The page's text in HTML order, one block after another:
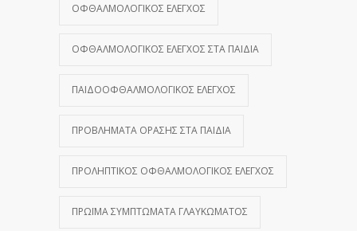
ΟΦΘΑΛΜΟΛΟΓΙΚΌΣ ΈΛΕΓΧΟΣ
ΟΦΘΑΛΜΟΛΟΓΙΚΌΣ ΈΛΕΓΧΟΣ ΣΤΑ ΠΑΙΔΙΆ
ΠΑΙΔΟΟΦΘΑΛΜΟΛΟΓΙΚΌΣ ΈΛΕΓΧΟΣ
ΠΡΟΒΛΉΜΑΤΑ ΌΡΑΣΗΣ ΣΤΑ ΠΑΙΔΙΆ
ΠΡΟΛΗΠΤΙΚΌΣ ΟΦΘΑΛΜΟΛΟΓΙΚΌΣ ΈΛΕΓΧΟΣ
ΠΡΏΙΜΑ ΣΥΜΠΤΏΜΑΤΑ ΓΛΑΥΚΏΜΑΤΟΣ